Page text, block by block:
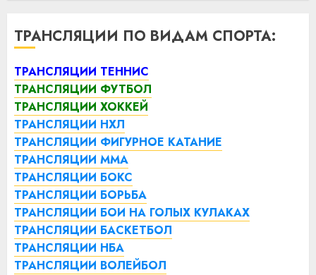
ТРАНСЛЯЦИИ ПО ВИДАМ СПОРТА:
ТРАНСЛЯЦИИ ТЕННИС
ТРАНСЛЯЦИИ ФУТБОЛ
ТРАНСЛЯЦИИ ХОККЕЙ
ТРАНСЛЯЦИИ НХЛ
ТРАНСЛЯЦИИ ФИГУРНОЕ КАТАНИЕ
ТРАНСЛЯЦИИ ММА
ТРАНСЛЯЦИИ БОКС
ТРАНСЛЯЦИИ БОРЬБА
ТРАНСЛЯЦИИ БОИ НА ГОЛЫХ КУЛАКАХ
ТРАНСЛЯЦИИ БАСКЕТБОЛ
ТРАНСЛЯЦИИ НБА
ТРАНСЛЯЦИИ ВОЛЕЙБОЛ